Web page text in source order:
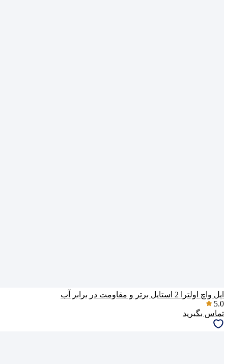
اپل واچ اولترا 2 استایل برتر و مقاومت در برابر آب
5.0
تماس بگیرید